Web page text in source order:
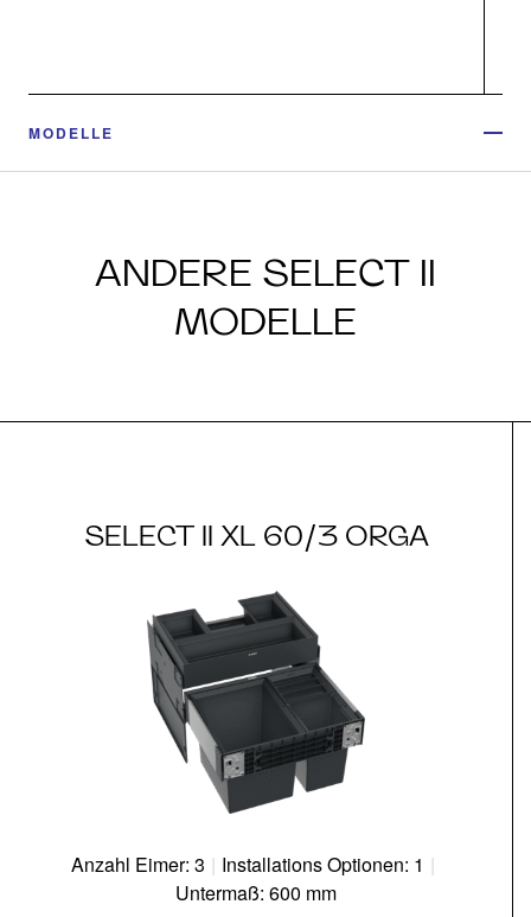
MODELLE
ANDERE SELECT II
MODELLE
SELECT II XL 60/3 ORGA
Anzahl Eimer: 3 | Installations Optionen: 1 |
Untermaß: 600 mm